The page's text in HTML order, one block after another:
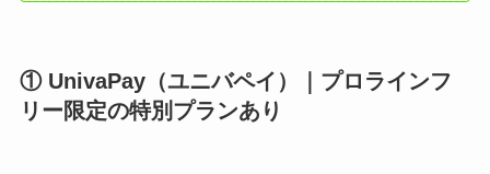
① UnivaPay（ユニバペイ）｜プロラインフ
リー限定の特別プランあり